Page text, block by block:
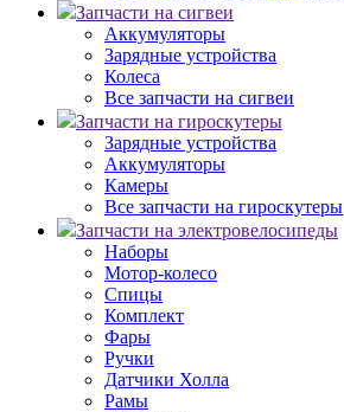
Запчасти на сигвеи
Аккумуляторы
Зарядные устройства
Колеса
Все запчасти на сигвеи
Запчасти на гироскутеры
Зарядные устройства
Аккумуляторы
Камеры
Все запчасти на гироскутеры
Запчасти на электровелосипеды
Наборы
Мотор-колесо
Спицы
Комплект
Фары
Ручки
Датчики Холла
Рамы